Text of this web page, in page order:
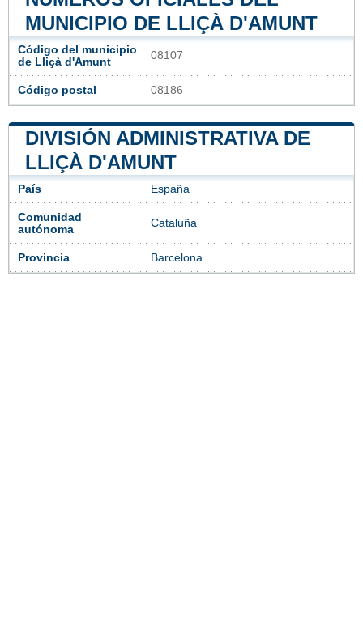
MUNICIPIO DE LLIÇÀ D'AMUNT
Código del municipio
de Lliçà d'Amunt
08107
Código postal 08186
DIVISIÓN ADMINISTRATIVA DE
LLIÇÀ D'AMUNT
País España
Comunidad
autónoma
Cataluña
Provincia Barcelona